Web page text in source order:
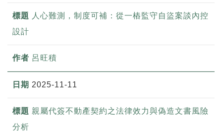
人心難測，制度可補：從一樁監守自盜案談內控
設計
呂旺積
2025-11-11
親屬代簽不動產契約之法律效力與偽造文書風險
分析